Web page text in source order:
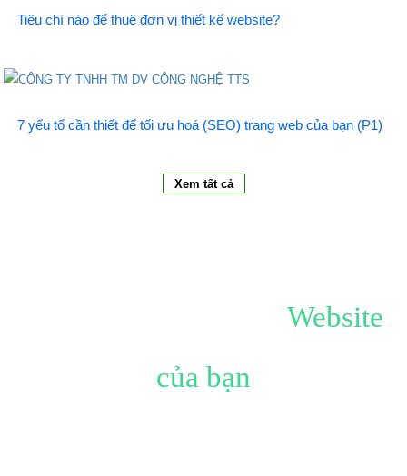
Tiêu chí nào để thuê đơn vị thiết kế website?
7 yếu tố cần thiết để tối ưu hoá (SEO) trang web của bạn (P1)
Xem tất cả
Website
của bạn